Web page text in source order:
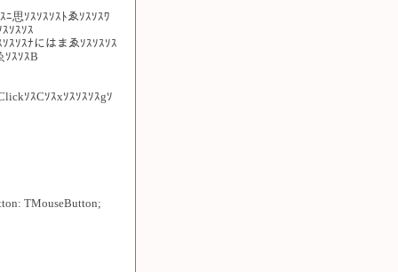
ﾆ思ｿｽｿｽｿｽﾄゑｿｽｿｽﾜ
ｿｽｿｽ
ｽｿｽﾅにはまゑｿｽｿｽｿｽ
ｿｽｿｽB
ｿｽCｿｽxｿｽｿｽｿｽgｿ
TMouseButton;